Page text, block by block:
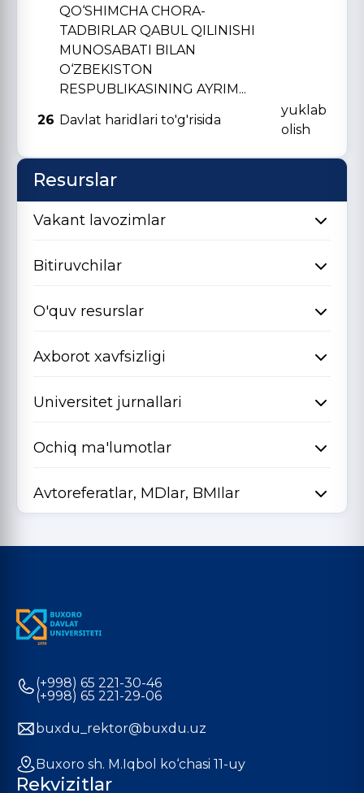
QO‘SHIMCHA CHORA-
TADBIRLAR QABUL QILINISHI
MUNOSABATI BILAN
O‘ZBЕKISTON
RЕSPUBLIKASINING AYRIM...
26 Davlat haridlari to'g'risida
yuklab
olish
Resurslar
Vakant lavozimlar
Bitiruvchilar
O'quv resurslar
Axborot xavfsizligi
Universitet jurnallari
Ochiq ma'lumotlar
Avtoreferatlar, MDlar, BMIlar
(+998) 65 221-30-46
(+998) 65 221-29-06
buxdu_rektor@buxdu.uz
Buxoro sh. M.Iqbol ko‘chasi 11-uy
Rekvizitlar